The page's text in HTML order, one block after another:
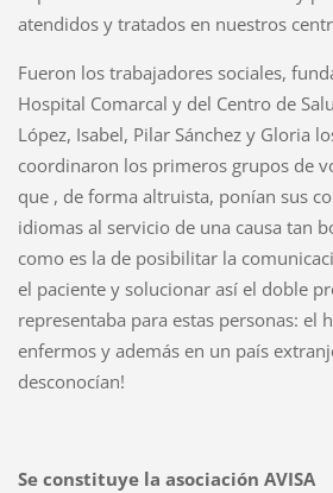
atendidos y tratados en nuestros
Fueron los trabajadores sociales,
Hospital Comarcal y del Centro de
López, Isabel, Pilar Sánchez y Gloria
coordinaron los primeros grupos de
que , de forma altruista, ponían sus
idiomas al servicio de una causa tan
como es la de posibilitar la
el paciente y solucionar así el doble
representaba para estas personas: el
enfermos y además en un país
desconocían!
Se constituye la asociación AVISA